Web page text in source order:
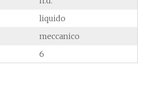
liquido
meccanico
6